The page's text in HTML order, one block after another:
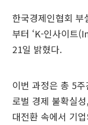
한국경제인협회
부터 ‘K-인사이트
21일 밝혔다.
이번 과정은 총 5
로벌 경제 불확실
대전환 속에서 기